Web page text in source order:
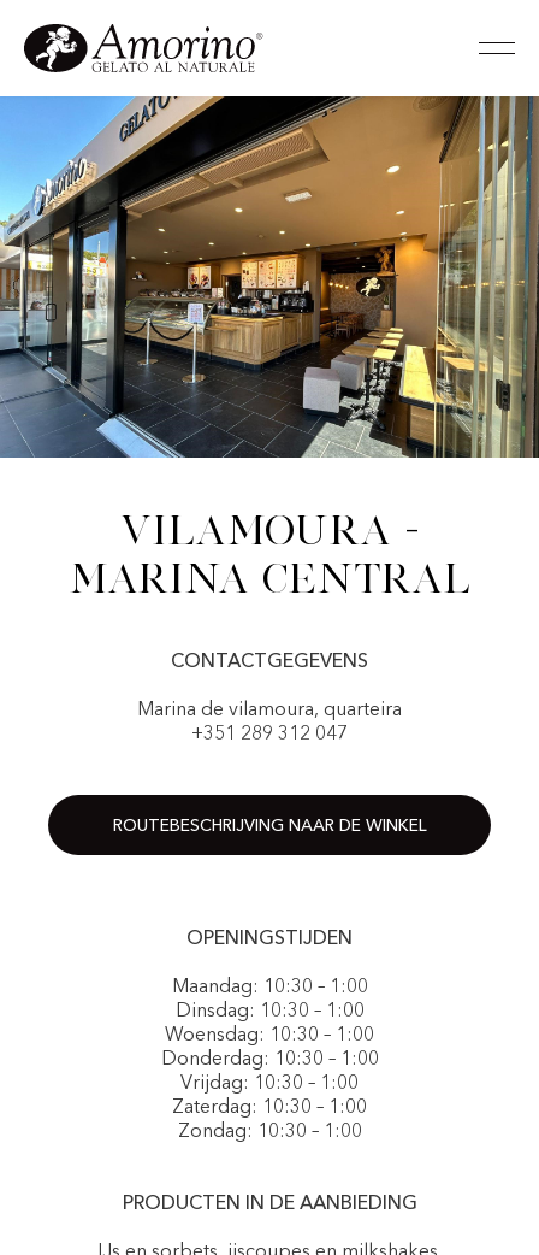
Vilamoura -
Marina Central
CONTACTGEGEVENS
Marina de vilamoura, quarteira
+351 289 312 047
ROUTEBESCHRIJVING NAAR DE WINKEL
OPENINGSTIJDEN
Maandag: 10:30 – 1:00
Dinsdag: 10:30 – 1:00
Woensdag: 10:30 – 1:00
Donderdag: 10:30 – 1:00
Vrijdag: 10:30 – 1:00
Zaterdag: 10:30 – 1:00
Zondag: 10:30 – 1:00
PRODUCTEN IN DE AANBIEDING